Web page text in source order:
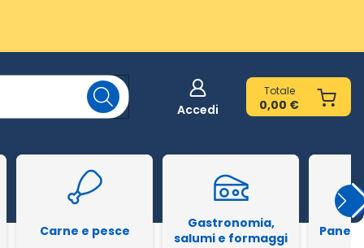
Accedi
Totale
0,00 €
Carne e pesce
Gastronomia,
salumi e formaggi
Pane